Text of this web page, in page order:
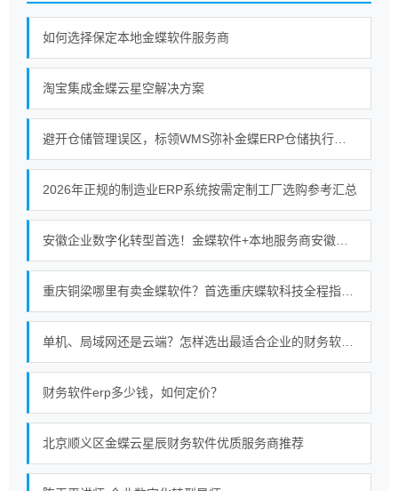
如何选择保定本地金蝶软件服务商
淘宝集成金蝶云星空解决方案
2026年正规的制造业ERP系统按需定制工厂选购参考汇总
财务软件erp多少钱，如何定价？
北京顺义区金蝶云星辰财务软件优质服务商推荐